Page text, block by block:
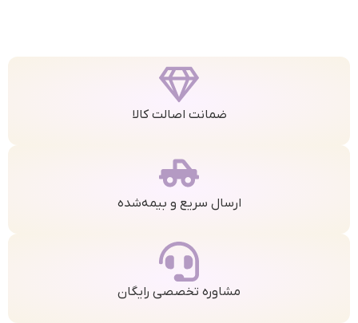
ضمانت اصالت کالا
ارسال سریع و بیمه‌شده
مشاوره تخصصی رایگان